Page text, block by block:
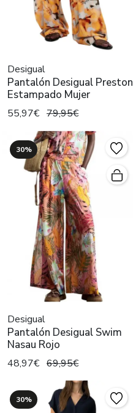
Desigual
Pantalón Desigual Preston
Estampado Mujer
55,97€ 79,95€
30%
Desigual
Pantalón Desigual Swim
Nasau Rojo
48,97€ 69,95€
30%